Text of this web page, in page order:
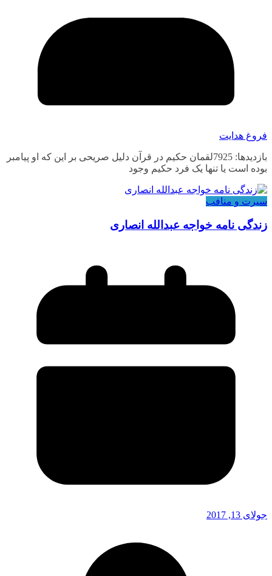
فروغ هدایت
بازدیدها: 7925لقمان حکیم در قرآن دلیل صریحی بر این که او پیامبر
بوده است یا تنها یک فرد حکیم وجود
سیرت و منافب
زندگی نامه خواجه عبدالله انصاری
جولای 13, 2017